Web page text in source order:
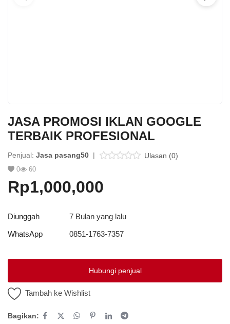
Login
Lokasi
JASA PROMOSI IKLAN GOOGLE
TERBAIK PROFESIONAL
Penjual: Jasa pasang50 | Ulasan (0)
0 60
Rp1,000,000
Diunggah
7 Bulan yang lalu
WhatsApp
0851-1763-7357
Hubungi penjual
Tambah ke Wishlist
Bagikan: